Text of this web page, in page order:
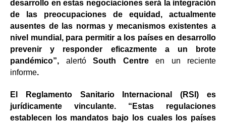
desarrollo en estas negociaciones será la integración
de las preocupaciones de equidad, actualmente
ausentes de las normas y mecanismos existentes a
nivel mundial, para permitir a los países en desarrollo
prevenir y responder eficazmente a un brote
pandémico”, alertó South Centreen un reciente
informe.
El Reglamento Sanitario Internacional (RSI) es
jurídicamente vinculante. “Estas regulaciones
establecen los mandatos bajo los cuales los países